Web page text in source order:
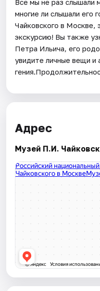
Все мы не раз слышали
многие ли слышали его
Чайковского в
экскурсию! Вы также
Петра Ильича, его
увидите личные вещи и
Адрес
Музей П.И.